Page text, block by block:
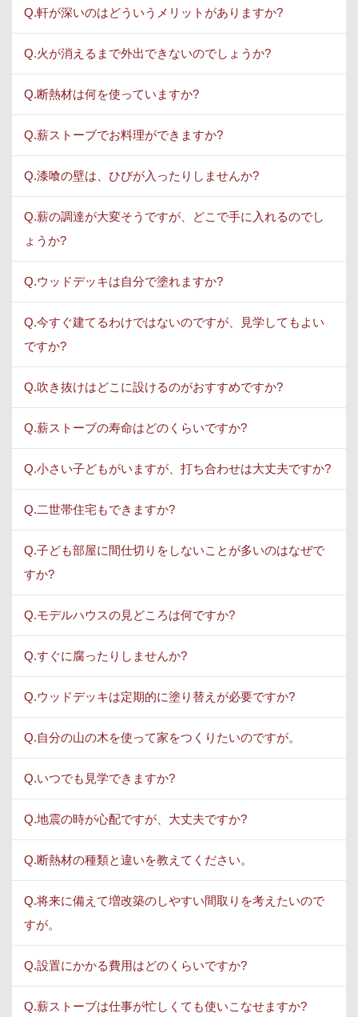
Q.軒が深いのはどういうメリットがありますか?
Q.火が消えるまで外出できないのでしょうか?
Q.断熱材は何を使っていますか?
Q.薪ストーブでお料理ができますか?
Q.漆喰の壁は、ひびが入ったりしませんか?
Q.薪の調達が大変そうですが、どこで手に入れるのでし
ょうか?
Q.ウッドデッキは自分で塗れますか?
Q.今すぐ建てるわけではないのですが、見学してもよい
ですか?
Q.吹き抜けはどこに設けるのがおすすめですか?
Q.薪ストーブの寿命はどのくらいですか?
Q.小さい子どもがいますが、打ち合わせは大丈夫ですか?
Q.二世帯住宅もできますか?
Q.子ども部屋に間仕切りをしないことが多いのはなぜで
すか?
Q.モデルハウスの見どころは何ですか?
Q.すぐに腐ったりしませんか?
Q.ウッドデッキは定期的に塗り替えが必要ですか?
Q.自分の山の木を使って家をつくりたいのですが。
Q.いつでも見学できますか?
Q.地震の時が心配ですが、大丈夫ですか?
Q.断熱材の種類と違いを教えてください。
Q.将来に備えて増改築のしやすい間取りを考えたいので
すが。
Q.設置にかかる費用はどのくらいですか?
Q.薪ストーブは仕事が忙しくても使いこなせますか?